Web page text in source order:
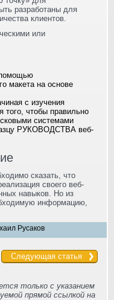
разработаны для
клиентов.
или
макета на основе
с изучения
чтобы правильно
системами
РУКОВОДСТВА веб-
сказать, что
своего веб-
навыков. Но из
информацию,
Русаков
Следующая статья
только с указанием
прямой ссылкой на